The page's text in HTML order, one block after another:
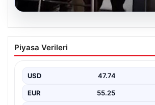
Elazığ’da İntihar Mektubu
Ortaya Çıkan Tefecilik
Elazığ'da tefecilere borçlandığı
büyük…
Piyasa Verileri
USD 47.74
EUR 55.25